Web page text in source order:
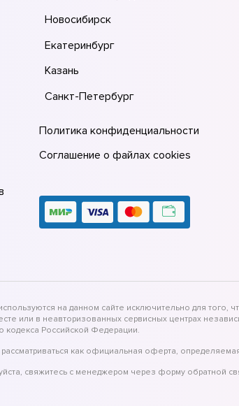
Новосибирск
Екатеринбург
Казань
Санкт-Петербург
Политика конфиденциальности
Соглашение о файлах cookies
на данном сайте исключительно для того,
или в неавторизованных сервисных центрах
кодекса Российской Федерации.
как официальная оферта,
свяжитесь с менеджером через форму обратной